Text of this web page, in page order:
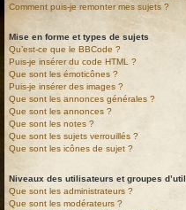
Comment puis-je remonter mes sujets ?
Mise en forme et types de sujets
Qu’est-ce que le BBCode ?
Puis-je insérer du code HTML ?
Que sont les émoticônes ?
Puis-je insérer des images ?
Que sont les annonces générales ?
Que sont les annonces ?
Que sont les notes ?
Que sont les sujets verrouillés ?
Que sont les icônes de sujet ?
Niveaux des utilisateurs et groupes
Que sont les administrateurs ?
Que sont les modérateurs ?